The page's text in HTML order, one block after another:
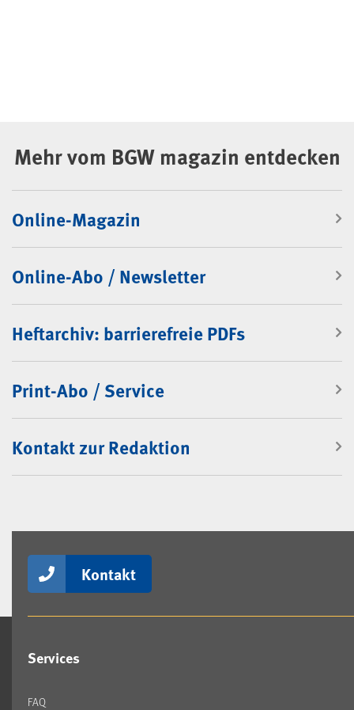
Mehr vom BGW magazin entdecken
Online-Magazin
Online-Abo / Newsletter
Heftarchiv: barrierefreie PDFs
Print-Abo / Service
Kontakt zur Redaktion
Kontakt
Services
FAQ